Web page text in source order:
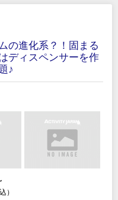
の進化系？！固まる
ディスペンサーを作
♪
）